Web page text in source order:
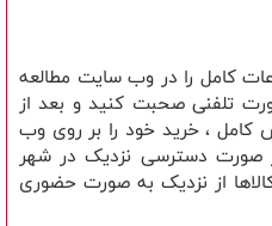
کامل را در وب سایت مطالعه
تلفنی صحبت کنید و بعد از
، خرید خود را بر روی وب
صورت دسترسی نزدیک در شهر
از نزدیک به صورت حضوری